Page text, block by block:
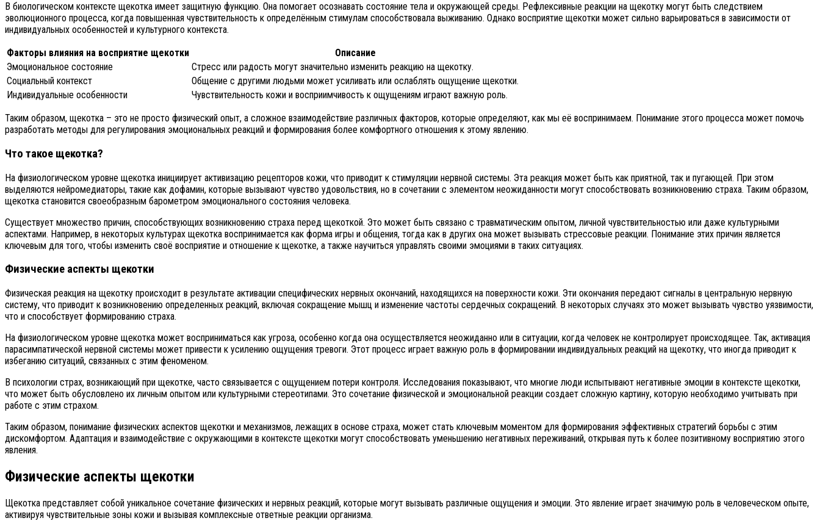
В биологическом контексте щекотка имеет защитную функцию. Она помогает осознавать состояние тела и окружающей среды. Рефлексивные реакции на щекотку могут быть следствием
эволюционного процесса, когда повышенная чувствительность к определённым стимулам способствовала выживанию. Однако восприятие щекотки может сильно варьироваться в зависимости от
индивидуальных особенностей и культурного контекста.
Факторы влияния на восприятие щекотки
Описание
Эмоциональное состояние
Стресс или радость могут значительно изменить реакцию на щекотку.
Социальный контекст
Общение с другими людьми может усиливать или ослаблять ощущение щекотки.
Индивидуальные особенности
Чувствительность кожи и восприимчивость к ощущениям играют важную роль.
Таким образом, щекотка – это не просто физический опыт, а сложное взаимодействие различных факторов, которые определяют, как мы её воспринимаем. Понимание этого процесса может помочь
разработать методы для регулирования эмоциональных реакций и формирования более комфортного отношения к этому явлению.
Что такое щекотка?
На физиологическом уровне щекотка инициирует активизацию рецепторов кожи, что приводит к стимуляции нервной системы. Эта реакция может быть как приятной, так и пугающей. При этом
выделяются нейромедиаторы, такие как дофамин, которые вызывают чувство удовольствия, но в сочетании с элементом неожиданности могут способствовать возникновению страха. Таким образом,
щекотка становится своеобразным барометром эмоционального состояния человека.
Существует множество причин, способствующих возникновению страха перед щекоткой. Это может быть связано с травматическим опытом, личной чувствительностью или даже культурными
аспектами. Например, в некоторых культурах щекотка воспринимается как форма игры и общения, тогда как в других она может вызывать стрессовые реакции. Понимание этих причин является
ключевым для того, чтобы изменить своё восприятие и отношение к щекотке, а также научиться управлять своими эмоциями в таких ситуациях.
Физические аспекты щекотки
Физическая реакция на щекотку происходит в результате активации специфических нервных окончаний, находящихся на поверхности кожи. Эти окончания передают сигналы в центральную нервную
систему, что приводит к возникновению определенных реакций, включая сокращение мышц и изменение частоты сердечных сокращений. В некоторых случаях это может вызывать чувство уязвимости,
что и способствует формированию страха.
На физиологическом уровне щекотка может восприниматься как угроза, особенно когда она осуществляется неожиданно или в ситуации, когда человек не контролирует происходящее. Так, активация
парасимпатической нервной системы может привести к усилению ощущения тревоги. Этот процесс играет важную роль в формировании индивидуальных реакций на щекотку, что иногда приводит к
избеганию ситуаций, связанных с этим феноменом.
В психологии страх, возникающий при щекотке, часто связывается с ощущением потери контроля. Исследования показывают, что многие люди испытывают негативные эмоции в контексте щекотки,
что может быть обусловлено их личным опытом или культурными стереотипами. Это сочетание физической и эмоциональной реакции создает сложную картину, которую необходимо учитывать при
работе с этим страхом.
Таким образом, понимание физических аспектов щекотки и механизмов, лежащих в основе страха, может стать ключевым моментом для формирования эффективных стратегий борьбы с этим
дискомфортом. Адаптация и взаимодействие с окружающими в контексте щекотки могут способствовать уменьшению негативных переживаний, открывая путь к более позитивному восприятию этого
явления.
Физические аспекты щекотки
Щекотка представляет собой уникальное сочетание физических и нервных реакций, которые могут вызывать различные ощущения и эмоции. Это явление играет значимую роль в человеческом опыте,
активируя чувствительные зоны кожи и вызывая комплексные ответные реакции организма.